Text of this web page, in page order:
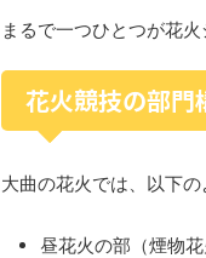
まるで一つひとつが花
花火競技の部門
大曲の花火では、以下
昼花火の部（煙物花